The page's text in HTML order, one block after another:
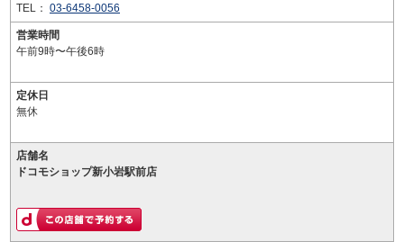
TEL： 03-6458-0056
営業時間
午前9時〜午後6時
定休日
無休
店舗名
ドコモショップ新小岩駅前店